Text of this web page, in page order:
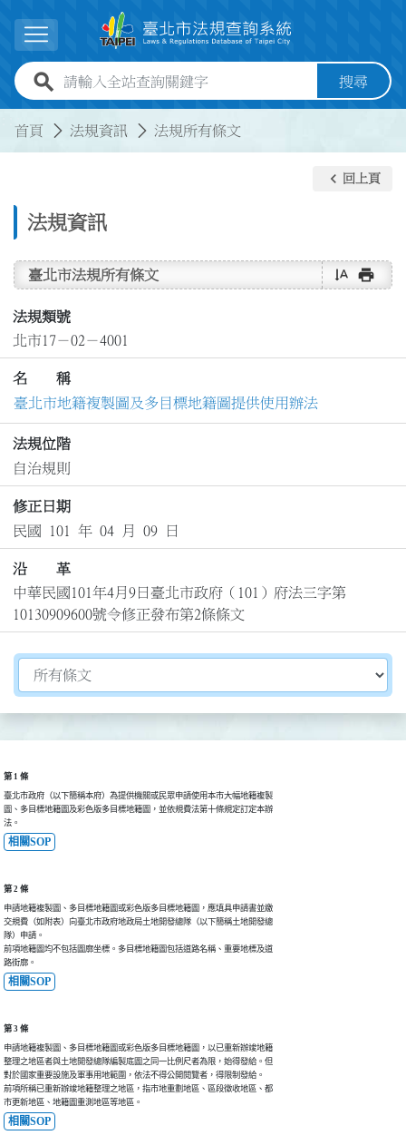
展開選單
全站查詢關鍵字欄位 搜尋
首頁 法規資訊 法規所有條文
法規資訊
keyboard_arrow_left 回上頁
臺北市法規所有條文 text_rotate_vertical print
法規類號
北市17－02－4001
名 稱
臺北市地籍複製圖及多目標地籍圖提供使用辦法
法規位階
自治規則
修正日期
民國 101 年 04 月 09 日
沿 革
中華民國101年4月9日臺北市政府（101）府法三字第
10130909600號令修正發布第2條條文
切換選擇法規資訊內容
第 1 條
臺北市政府（以下簡稱本府）為提供機關或民眾申請使用本市大幅地籍複製
圖、多目標地籍圖及彩色版多目標地籍圖，並依規費法第十條規定訂定本辦
法。
相關SOP
第 2 條
申請地籍複製圖、多目標地籍圖或彩色版多目標地籍圖，應填具申請書並繳
交規費（如附表）向臺北市政府地政局土地開發總隊（以下簡稱土地開發總
隊）申請。
前項地籍圖均不包括圖廓坐標。多目標地籍圖包括道路名稱、重要地標及道
路街廓。
相關SOP
第 3 條
申請地籍複製圖、多目標地籍圖或彩色版多目標地籍圖，以已重新辦竣地籍
整理之地區者與土地開發總隊編製底圖之同一比例尺者為限，始得發給。但
對於國家重要設施及軍事用地範圍，依法不得公開閱覽者，得限制發給。
前項所稱已重新辦竣地籍整理之地區，指市地重劃地區、區段徵收地區、都
市更新地區、地籍圖重測地區等地區。
相關SOP